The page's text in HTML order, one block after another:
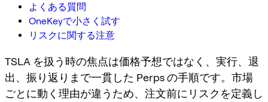
よくある質問
OneKeyで小さく試す
リスクに関する注意
TSLA を扱う時の焦点は価格予想ではなく、実行、退
出、振り返りまで一貫した Perps の手順です。市場
ごとに動く理由が違うため、注文前にリスクを定義し